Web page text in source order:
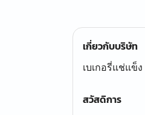
เกี่ยวกับบริษัท
เบเกอรี่แช่แข็ง
สวัสดิการ